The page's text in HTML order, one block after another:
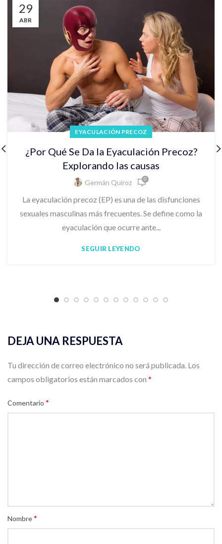
29
ABR
EYACULACIÓN PRECOZ
¿Por Qué Se Da la Eyaculación Precoz?
Explorando las causas
Germán Quiroz 0
La eyaculación precoz (EP) es una de las disfunciones
sexuales masculinas más frecuentes. Se define como la
eyaculación que ocurre ante...
SEGUIR LEYENDO
DEJA UNA RESPUESTA
Tu dirección de correo electrónico no será publicada. Los
campos obligatorios están marcados con *
Comentario *
Nombre*